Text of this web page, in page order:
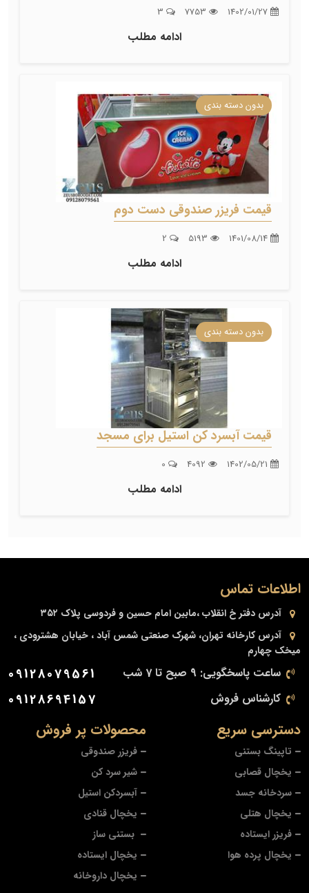
ادامه مطلب
بدون دسته بندی
قیمت فریزر صندوقی دست دوم
ادامه مطلب
بدون دسته بندی
قیمت آبسرد کن استیل برای مسجد
ادامه مطلب
محصولات پر فروش
فریزر صندوقی
شیر سرد کن
آبسردکن استیل
یخچال قنادی
بستنی ساز
یخچال ایستاده
یخچال داروخانه
دسترسی سریع
تاپینگ بستنی
یخچال قصابی
سردخانه جسد
یخچال هتلی
فریزر ایستاده
یخچال پرده هوا
اطلاعات تماس
آدرس دفتر خ انقلاب ،مابین امام حسین و فردوسی پلاک ۳۵۲
آدرس کارخانه تهران، شهرک صنعتی شمس آباد ، خیابان هشترودی ،
میخک چهارم
ساعت پاسخگویی: 9 صبح تا 7 شب 09128079561
کارشناس فروش 09128694157